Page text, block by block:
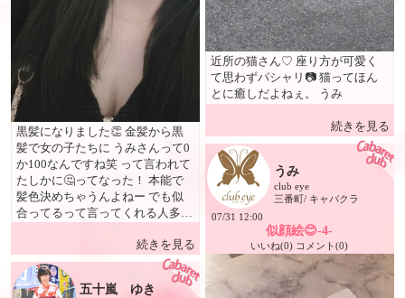
黒髪になりました👏 金髪から黒
髪で女の子たちに うみさんって0
か100なんですね笑 って言われて
たしかに🤔ってなった！ 本能で
髪色決めちゃうんよねー でも似
合ってるって言ってくれる人多く
続きを見る
近所の猫さん♡ 座り方が可愛く
て思わずパシャリ📷 猫ってほん
続きを見る
うみ
club eye
三番町/ キャバクラ
07/31 12:00
似顔絵😊-4-
いいね(0) コメント(0)
五十嵐 ゆき